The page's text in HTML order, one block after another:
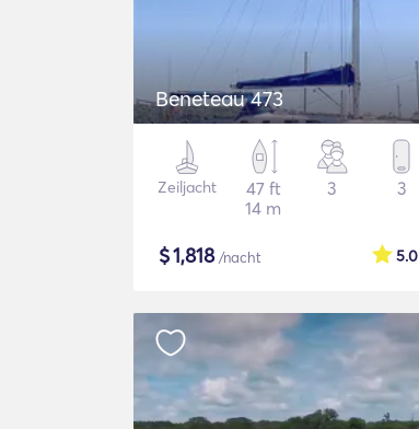
Beneteau 473
Zeiljacht
47 ft
14 m
3 3
$1,818/nacht 5.0